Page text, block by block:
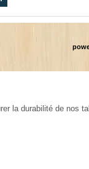
la durabilité de nos